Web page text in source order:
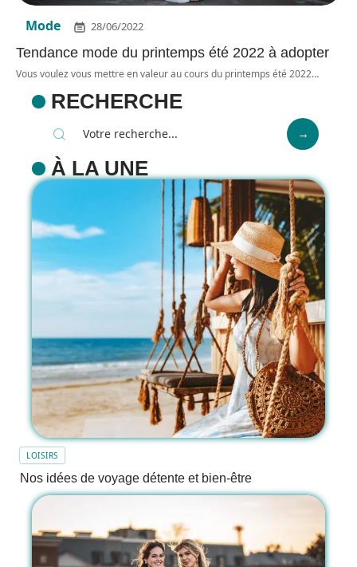
Mode 28/06/2022
Tendance mode du printemps été 2022 à adopter
Vous voulez vous mettre en valeur au cours du printemps été 2022…
RECHERCHE
À LA UNE
LOISIRS
Nos idées de voyage détente et bien-être